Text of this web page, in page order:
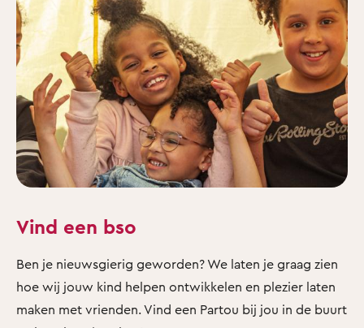
Vind een bso
Ben je nieuwsgierig geworden? We laten je graag zien
hoe wij jouw kind helpen ontwikkelen en plezier laten
maken met vrienden. Vind een Partou bij jou in de buurt